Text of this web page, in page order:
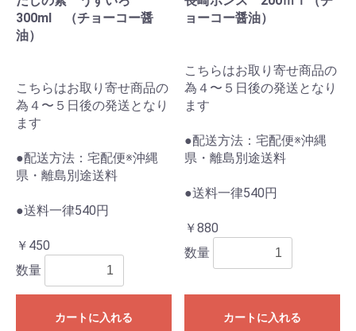
300ml （チョーコー醤
油）
こちらはお取り寄せ商品の
為４〜５日後の発送となり
ます
●配送方法：宅配便※沖縄
県・離島別途送料
●送料一律540円
￥450
数量
カートに入れる
ョーコー醤油）
こちらはお取り寄せ商品の
為４〜５日後の発送となり
ます
●配送方法：宅配便※沖縄
県・離島別途送料
●送料一律540円
￥880
数量
カートに入れる